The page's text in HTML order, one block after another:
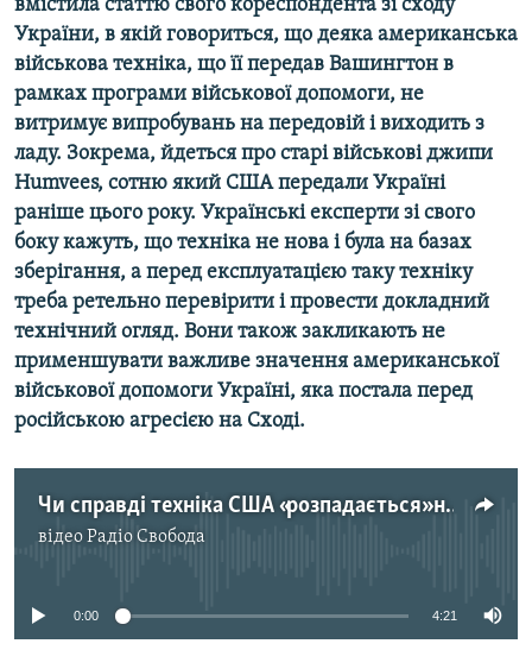
Усі сайти RFE/RL
вмістила статтю свого кореспондента зі сходу
України, в якій говориться, що деяка американська
військова техніка, що її передав Вашингтон в
рамках програми військової допомоги, не
витримує випробувань на передовій і виходить з
ладу. Зокрема, йдеться про старі військові джипи
Humvees, сотню який США передали Україні
раніше цього року. Українські експерти зі свого
боку кажуть, що техніка не нова і була на базах
зберігання, а перед експлуатацією таку техніку
треба ретельно перевірити і провести докладний
технічний огляд. Вони також закликають не
применшувати важливе значення американської
військової допомоги Україні, яка постала перед
російською агресією на Сході.
Чи справді техніка США «розпадається» на передовій на Донбасі?
відеоРадіо Свобода
No media source currently available
0:00 4:21